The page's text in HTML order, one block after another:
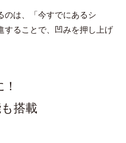
のは、「今すでにあるシ
することで、凹みを押し上げ
搭載